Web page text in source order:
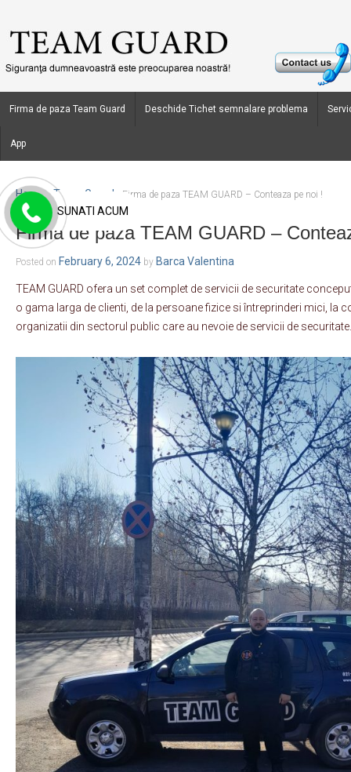
Firma de paza Team Guard Deschide Tichet semnalare problema
App
Home › Team Guard Firma de paza TEAM GUARD – Conteaza pe noi !
Firma de paza TEAM GUARD –
Posted on February 6, 2024 by Barca Valentina
TEAM GUARD ofera un set complet de servicii de securitate
o gama larga de clienti, de la persoane fizice si întreprinderi mici, la
organizatii din sectorul public care au nevoie de servicii de securitate.
SUNATI ACUM